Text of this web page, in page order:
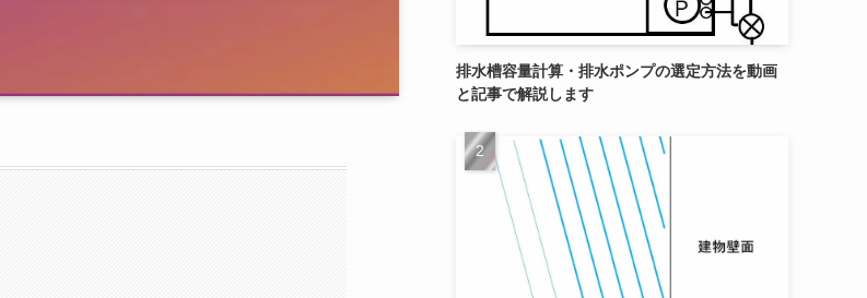
排水槽容量計算・排水ポンプの選定方法を動画
と記事で解説します